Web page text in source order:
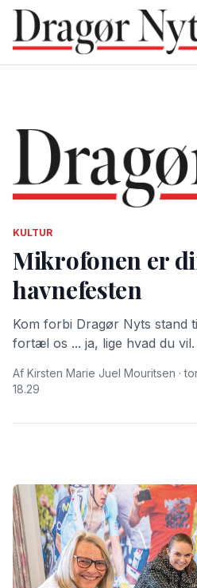
KULTUR
Mikrofonen er
havnefesten
Kom forbi Dragør Nyts stand
fortæl os ... ja, lige hvad du
Af Kirsten Marie Juel Mouritsen ·
18.29